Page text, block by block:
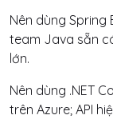
Nên dùng Spring
team Java sẵn
lớn.
Nên dùng .NET
trên Azure; API